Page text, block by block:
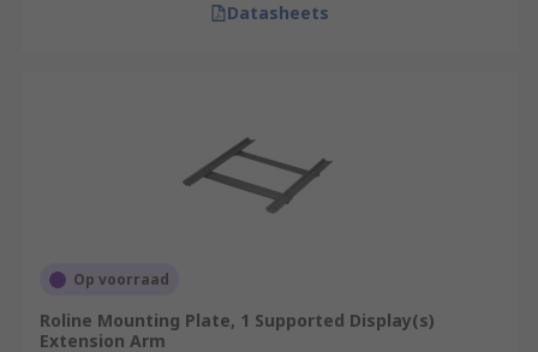
Datasheets
Op voorraad
Roline Mounting Plate, 1 Supported Display(s)
Extension Arm